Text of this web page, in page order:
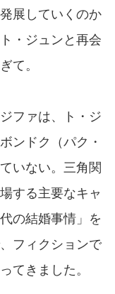
展していくのか
・ジュンと再会
て。
ファは、ト・ジ
ンドク（パク・
いない。三角関
する主要なキャ
の結婚事情」を
フィクションで
てきました。